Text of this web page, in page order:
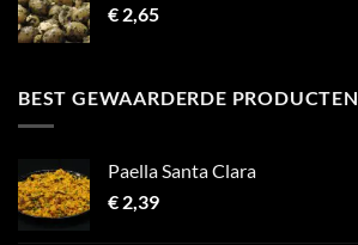
€ 2,65
BEST GEWAARDERDE PRODUCTEN
Paella Santa Clara
€ 2,39